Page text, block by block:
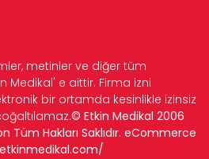
metinler ve diğer tüm
Medikal' e aittir. Firma izni
bir ortamda kesinlikle izinsiz
© Etkin Medikal 2006
Tüm Hakları Saklıdır. eCommerce